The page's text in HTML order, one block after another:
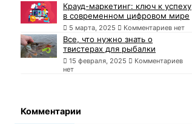
Крауд-маркетинг: ключ к успеху
в современном цифровом мире
5 марта, 2025 Комментариев нет
Все, что нужно знать о
твистерах для рыбалки
15 февраля, 2025
Комментариев
нет
Комментарии